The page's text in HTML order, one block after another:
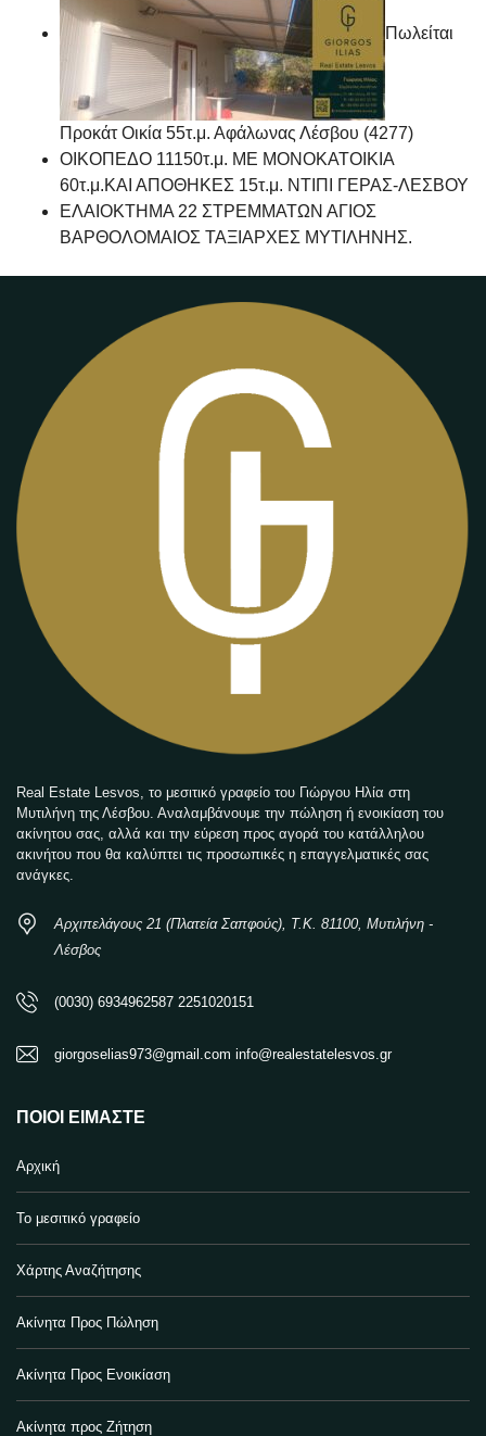
Πωλείται
Προκάτ Οικία 55τ.μ. Αφάλωνας Λέσβου (4277)
ΟΙΚΟΠΕΔΟ 11150τ.μ. ΜΕ ΜΟΝΟΚΑΤΟΙΚΙΑ
60τ.μ.ΚΑΙ ΑΠΟΘΗΚΕΣ 15τ.μ. ΝΤΙΠΙ ΓΕΡΑΣ-ΛΕΣΒΟΥ
ΕΛΑΙΟΚΤΗΜΑ 22 ΣΤΡΕΜΜΑΤΩΝ ΑΓΙΟΣ
ΒΑΡΘΟΛΟΜΑΙΟΣ ΤΑΞΙΑΡΧΕΣ ΜΥΤΙΛΗΝΗΣ.
Real Estate Lesvos, το μεσιτικό γραφείο του Γιώργου Ηλία στη
Μυτιλήνη της Λέσβου. Αναλαμβάνουμε την πώληση ή ενοικίαση του
ακίνητου σας, αλλά και την εύρεση προς αγορά του κατάλληλου
ακινήτου που θα καλύπτει τις προσωπικές η επαγγελματικές σας
ανάγκες.
Αρχιπελάγους 21 (Πλατεία Σαπφούς), Τ.Κ. 81100, Μυτιλήνη -
Λέσβος
(0030) 6934962587 2251020151
giorgoselias973@gmail.com info@realestatelesvos.gr
ΠΟΙΟΙ ΕΊΜΑΣΤΕ
Αρχική
Το μεσιτικό γραφείο
Χάρτης Αναζήτησης
Ακίνητα Προς Πώληση
Ακίνητα Προς Ενοικίαση
Ακίνητα προς Ζήτηση